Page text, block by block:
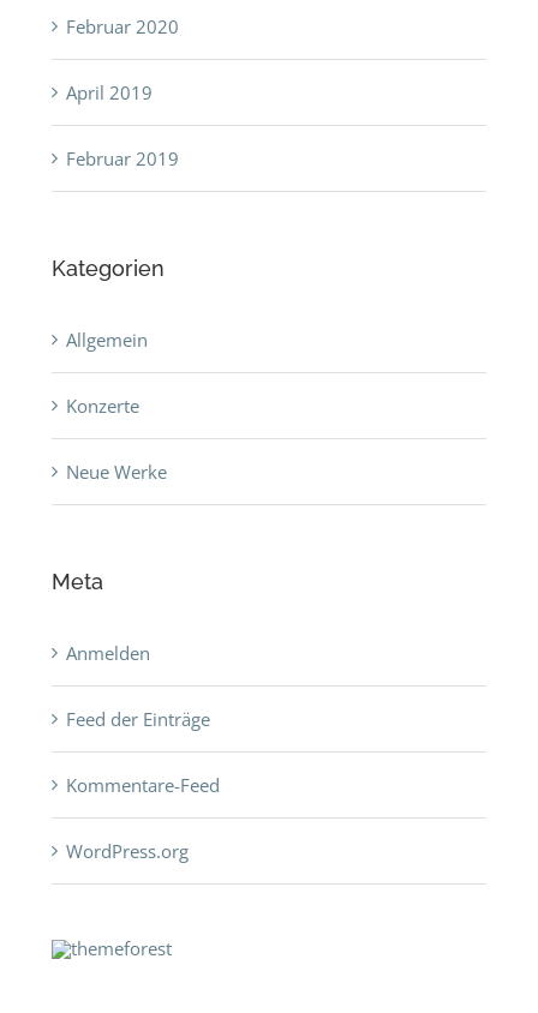
Februar 2020
April 2019
Februar 2019
Kategorien
Allgemein
Konzerte
Neue Werke
Meta
Anmelden
Feed der Einträge
Kommentare-Feed
WordPress.org